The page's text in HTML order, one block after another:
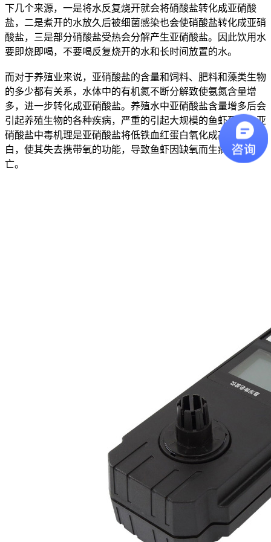
下几个来源，一是将水反复烧开就会将硝酸盐转化成亚硝酸
盐，二是煮开的水放久后被细菌感染也会使硝酸盐转化成亚硝
酸盐，三是部分硝酸盐受热会分解产生亚硝酸盐。因此饮用水
要即烧即喝，不要喝反复烧开的水和长时间放置的水。
而对于养殖业来说，亚硝酸盐的含量和饲料、肥料和藻类生物
的多少都有关系，水体中的有机氮不断分解致使氨氮含量增
多，进一步转化成亚硝酸盐。养殖水中亚硝酸盐含量增多后会
引起养殖生物的各种疾病，严重的引起大规模的鱼虾死亡。亚
硝酸盐中毒机理是亚硝酸盐将低铁血红蛋白氧化成高铁血红蛋
白，使其失去携带氧的功能，导致鱼虾因缺氧而生病甚至死
亡。